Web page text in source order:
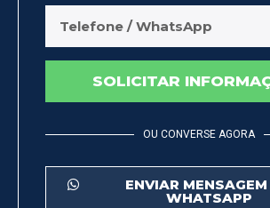
SOLICITAR
OU CONVERSE AGORA
ENVIAR
WHATSAPP